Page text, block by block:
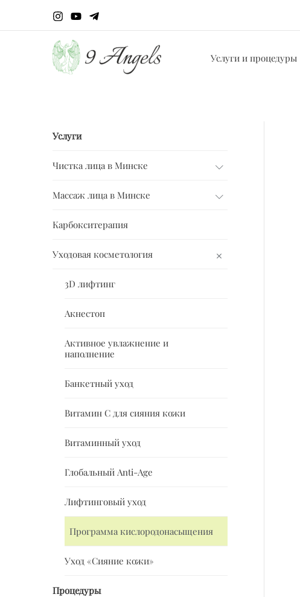
Услуги и процедуры
Услуги
Чистка лица в Минске
Массаж лица в Минске
Карбокситерапия
Уходовая косметология
3D лифтинг
Акнестоп
Активное увлажнение и
наполнение
Банкетный уход
Витамин С для сияния кожи
Витаминный уход
Глобальный Anti-Age
Лифтинговый уход
Программа кислородонасыщения
Уход «Сияние кожи»
Процедуры